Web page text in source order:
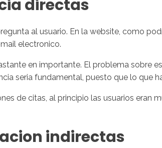
directas
al usuario. En la website, como
electronico.
en importante. El problema sobre
seri­a fundamental, puesto que lo
de citas, al principio las usuarios
indirectas